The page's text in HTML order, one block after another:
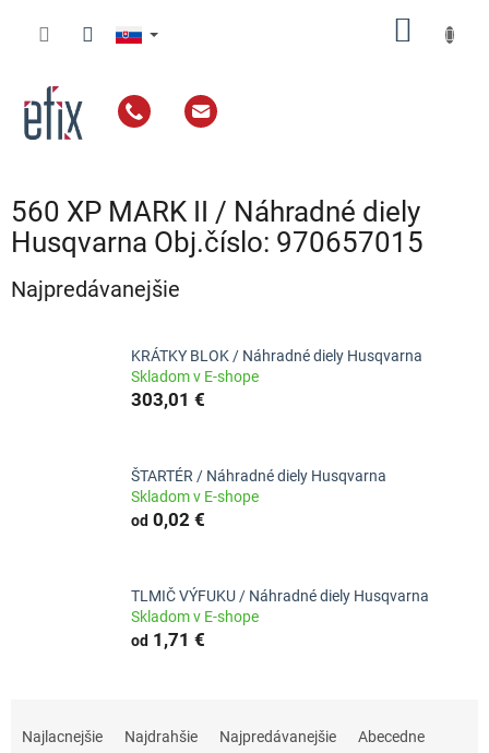
560 XP MARK II / Náhradné diely
Husqvarna Obj.číslo: 970657015
Najpredávanejšie
KRÁTKY BLOK / Náhradné diely Husqvarna
Skladom v E-shope
303,01 €
ŠTARTÉR / Náhradné diely Husqvarna
Skladom v E-shope
od 0,02 €
TLMIČ VÝFUKU / Náhradné diely Husqvarna
Skladom v E-shope
od 1,71 €
Najlacnejšie Najdrahšie Najpredávanejšie Abecedne